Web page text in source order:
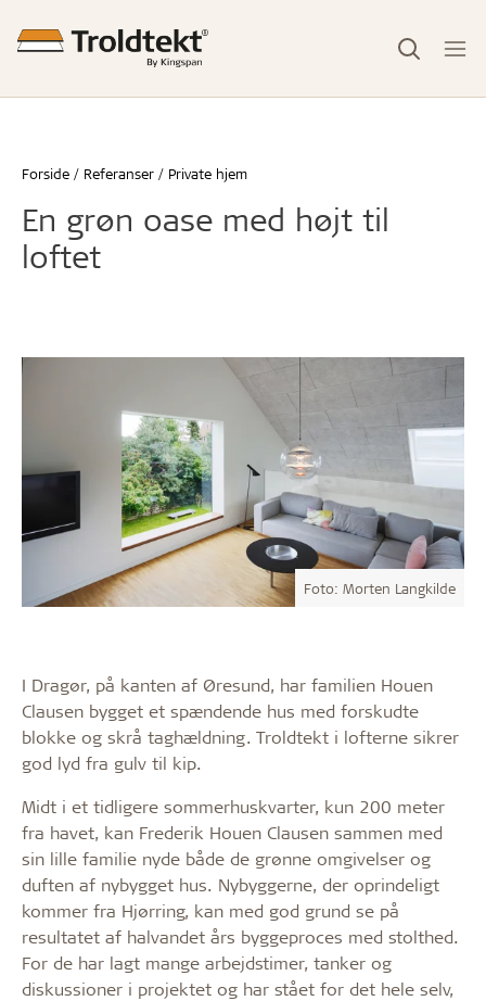
Forside Referanser Private hjem
En grøn oase med højt til
loftet
Foto: Morten Langkilde
I Dragør, på kanten af Øresund, har familien Houen
Clausen bygget et spændende hus med forskudte
blokke og skrå taghældning. Troldtekt i lofterne sikrer
god lyd fra gulv til kip.
Midt i et tidligere sommerhuskvarter, kun 200 meter
fra havet, kan Frederik Houen Clausen sammen med
sin lille familie nyde både de grønne omgivelser og
duften af nybygget hus. Nybyggerne, der oprindeligt
kommer fra Hjørring, kan med god grund se på
resultatet af halvandet års byggeproces med stolthed.
For de har lagt mange arbejdstimer, tanker og
diskussioner i projektet og har stået for det hele selv,